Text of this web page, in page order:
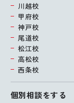
個別相談をする
川越校
甲府校
神戸校
尾道校
松江校
高松校
西条校